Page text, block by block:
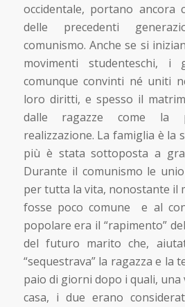
occidentale, portano ancora
delle precedenti
comunismo. Anche se si
movimenti studenteschi, i
comunque convinti né uniti
loro diritti, e spesso il
dalle ragazze come la
realizzazione. La famiglia è la
più è stata sottoposta a
Durante il comunismo le
per tutta la vita, nonostante il
fosse poco comune e al
popolare era il “rapimento”
del futuro marito che,
“sequestrava” la ragazza e la
paio di giorni dopo i quali,
casa, i due erano